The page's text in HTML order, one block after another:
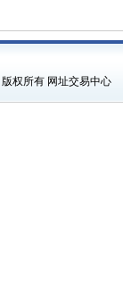
版权所有 网址交易中心